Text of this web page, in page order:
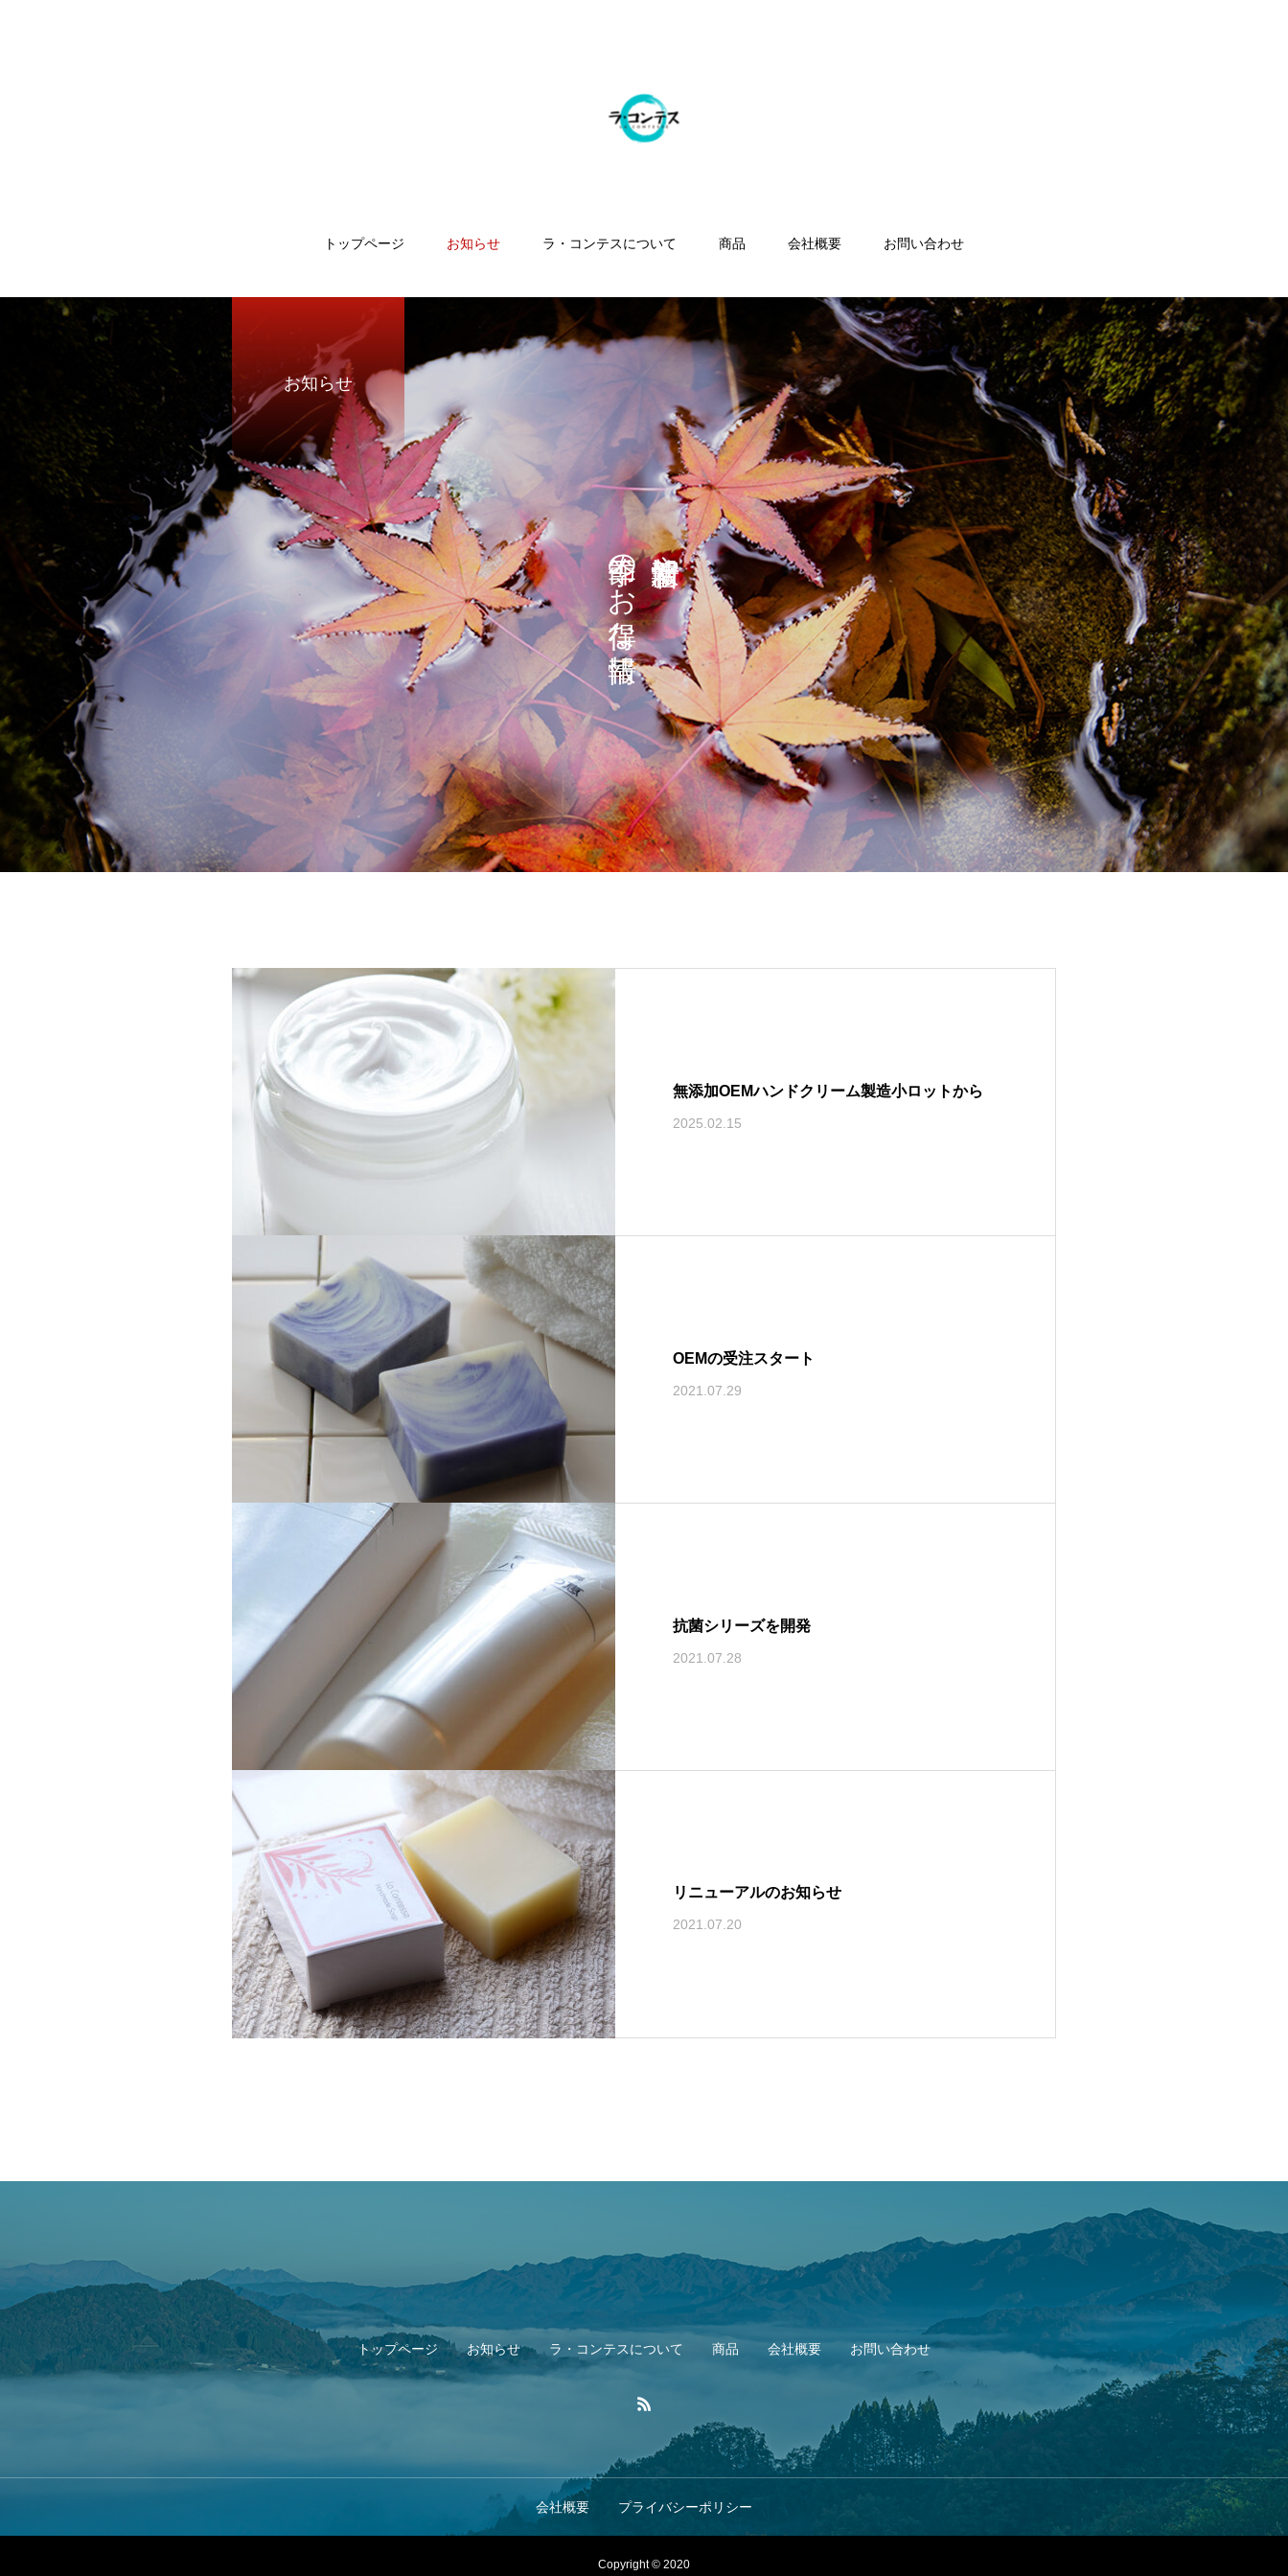
トップページ お知らせ ラ・コンテスについて 商品 会社概要 お問い合わせ
お知らせ
や
の
お
な
無添加OEMハンドクリーム製造小ロットから
2025.02.15
OEMの受注スタート
2021.07.29
抗菌シリーズを開発
2021.07.28
リニューアルのお知らせ
2021.07.20
トップページ お知らせ ラ・コンテスについて 商品 会社概要 お問い合わせ
会社概要 プライバシーポリシー
Copyright © 2020